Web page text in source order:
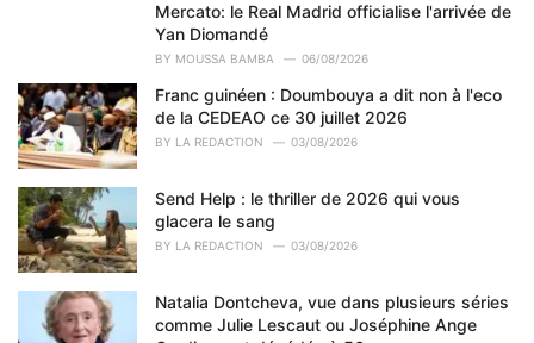
s
:
Mercato: le Real Madrid officialise l'arrivée de
Yan Diomandé
BY MOUSSA BAMBA 06/08/2026
Franc guinéen : Doumbouya a dit non à l'eco
de la CEDEAO ce 30 juillet 2026
BY LA REDACTION 03/08/2026
Send Help : le thriller de 2026 qui vous
glacera le sang
BY LA REDACTION 03/08/2026
Natalia Dontcheva, vue dans plusieurs séries
comme Julie Lescaut ou Joséphine Ange